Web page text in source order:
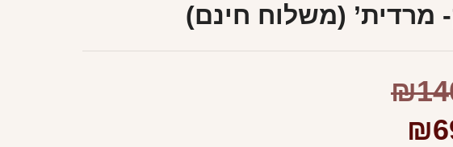
מרדית’ (משלוח חינם)
₪
₪